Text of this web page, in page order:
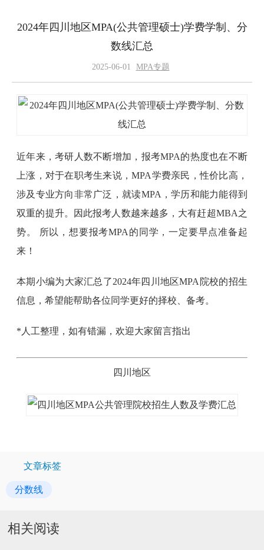
2024年四川地区MPA(公共管理硕士)学费学制、分
数线汇总
2025-06-01 MPA专题
近年来，考研人数不断增加，报考MPA的热度也在不断
上涨，对于在职考生来说，MPA学费亲民，性价比高，
涉及专业方向非常广泛，就读MPA，学历和能力能得到
双重的提升。因此报考人数越来越多，大有赶超MBA之
势。 所以，想要报考MPA的同学，一定要早点准备起
来！
本期小编为大家汇总了2024年四川地区MPA院校的招生
信息，希望能帮助各位同学更好的择校、备考。
*人工整理，如有错漏，欢迎大家留言指出
四川地区
文章标签
分数线
相关阅读